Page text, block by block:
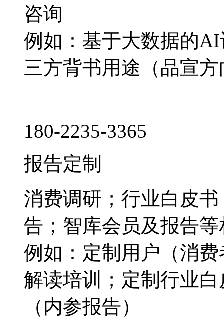
咨询
例如：基于大数据的
三方背书用途（品宣
180-2235-3365
报告定制
消费调研；行业白皮
告；智库会员及报告
例如：定制用户（消
解读培训；定制行业
（内参报告）